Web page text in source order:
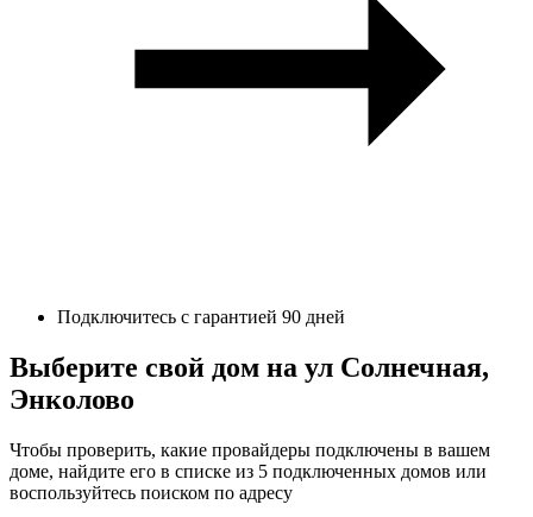
Подключитесь с гарантией 90 дней
Выберите свой дом на ул Солнечная,
Энколово
Чтобы проверить, какие провайдеры подключены в вашем
доме, найдите его в списке из 5 подключенных домов или
воспользуйтесь поиском по адресу